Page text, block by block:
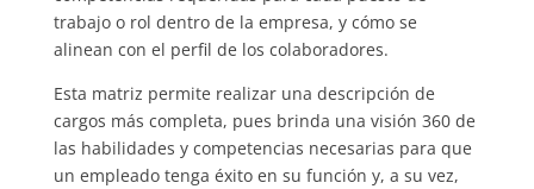
trabajo o rol dentro de la empresa, y cómo se
alinean con el perfil de los colaboradores.
Esta matriz permite realizar una descripción de
cargos más completa, pues brinda una visión 360 de
las habilidades y competencias necesarias para que
un empleado tenga éxito en su función y, a su vez,